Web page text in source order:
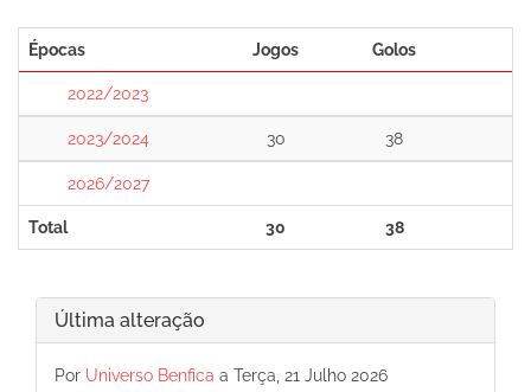
Épocas Jogos Golos
2022/2023
2023/2024 30 38
2026/2027
Total 30 38
Última alteração
Por Universo Benfica a Terça, 21 Julho 2026